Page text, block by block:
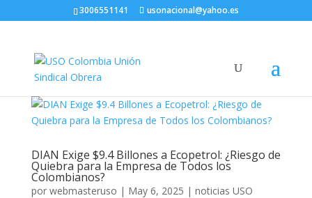
3006551141 usonacional@yahoo.es
DIAN Exige $9.4 Billones a Ecopetrol: ¿Riesgo de
Quiebra para la Empresa de Todos los
Colombianos?
por webmasteruso | May 6, 2025 | noticias USO